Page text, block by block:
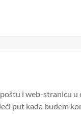
i web-stranicu
put kada budem